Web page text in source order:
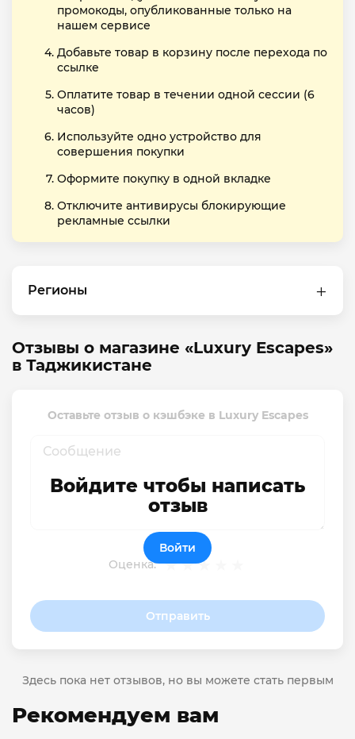
промокоды, опубликованные только на
нашем сервисе
Добавьте товар в корзину после перехода по
ссылке
Оплатите товар в течении одной сессии (6
часов)
Используйте одно устройство для
совершения покупки
Оформите покупку в одной вкладке
Отключите антивирусы блокирующие
рекламные ссылки
Регионы
Отзывы о магазине «Luxury Escapes»
в Таджикистане
Оставьте отзыв о кэшбэке в Luxury Escapes
Оценка:
Отправить
Войдите чтобы написать
отзыв
Войти
Здесь пока нет отзывов, но вы можете стать первым
Рекомендуем вам